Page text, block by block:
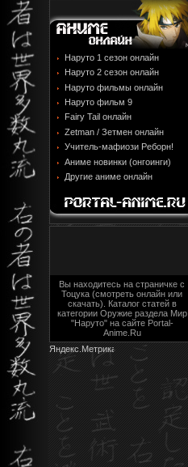
Наруто 1 сезон онлайн
Наруто 2 сезон онлайн
Наруто фильмы онлайн
Наруто фильм 9
Fairy Tail онлайн
Zetman / Зетмен онлайн
Учитель-мафиози Реборн!
Аниме новинки (онгоинги)
Другие аниме онлайн
Вы находитесь на страничке с
Тоцука (смотреть онлайн или
скачать). Каталог статей в
категории Оружие раздела Мир
"Наруто" на сайте Portal-
Anime.Ru